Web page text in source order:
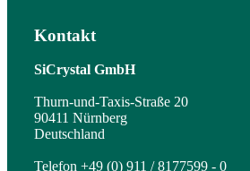
Kontakt
SiCrystal GmbH
Thurn-und-Taxis-Straße 20
90411 Nürnberg
Deutschland
Telefon +49 (0) 911 / 8177599 - 0